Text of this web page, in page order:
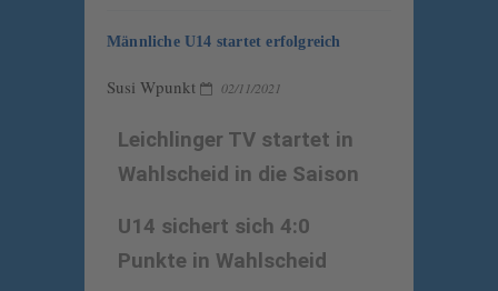
Männliche U14 startet erfolgreich
Susi Wpunkt 02/11/2021
Leichlinger TV startet in
Wahlscheid in die Saison
U14 sichert sich 4:0
Punkte in Wahlscheid